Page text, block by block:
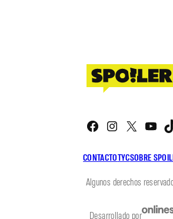
CONTACTOTYCSOBRE
Facebook
X
Algunos derechos
Desarrollado por